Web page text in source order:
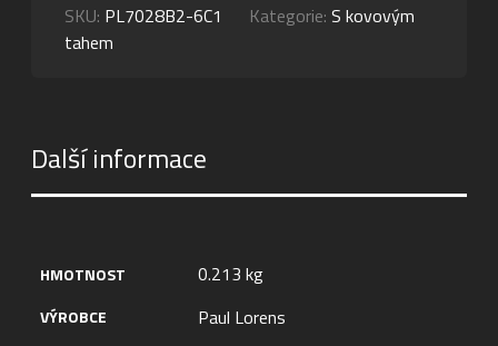
SKU: PL7028B2-6C1 Kategorie:S kovovým
tahem
Další informace
HMOTNOST 0.213 kg
VÝROBCE Paul Lorens